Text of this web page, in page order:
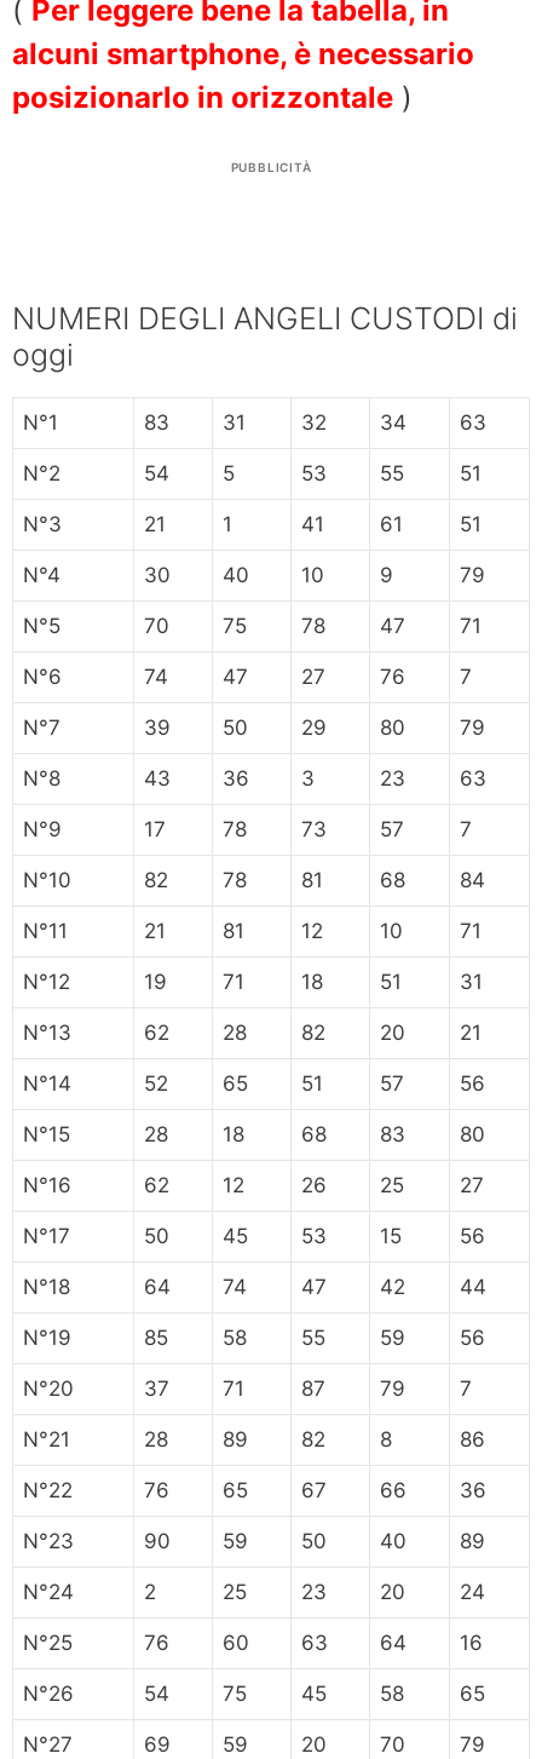
( Per leggere bene la tabella, in
alcuni smartphone, è necessario
posizionarlo in orizzontale )
PUBBLICITÀ
NUMERI DEGLI ANGELI CUSTODI di
oggi
N°1 83 31 32 34 63
N°2 54 5 53 55 51
N°3 21 1 41 61 51
N°4 30 40 10 9 79
N°5 70 75 78 47 71
N°6 74 47 27 76 7
N°7 39 50 29 80 79
N°8 43 36 3 23 63
N°9 17 78 73 57 7
N°10 82 78 81 68 84
N°11 21 81 12 10 71
N°12 19 71 18 51 31
N°13 62 28 82 20 21
N°14 52 65 51 57 56
N°15 28 18 68 83 80
N°16 62 12 26 25 27
N°17 50 45 53 15 56
N°18 64 74 47 42 44
N°19 85 58 55 59 56
N°20 37 71 87 79 7
N°21 28 89 82 8 86
N°22 76 65 67 66 36
N°23 90 59 50 40 89
N°24 2 25 23 20 24
N°25 76 60 63 64 16
N°26 54 75 45 58 65
N°27 69 59 20 70 79